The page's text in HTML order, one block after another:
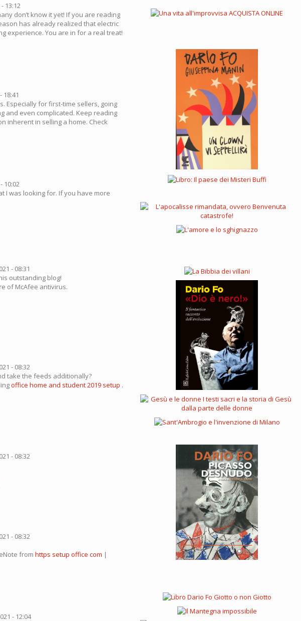
13:12
don’t know it yet! If you are reading
has already realized that electric
experience. You are in for a real treat!
18:41
Especially for first-time sellers, going
and even complicated. Keep reading
inherent in selling a home. Check
10:02
I was looking for. If you have more
- 08:31
outstanding blog!
of McAfee antivirus.
- 08:32
take the feeds additionally?
office home and student 2019 setup .
- 08:32
- 08:32
from https setup office com |
- 12:04